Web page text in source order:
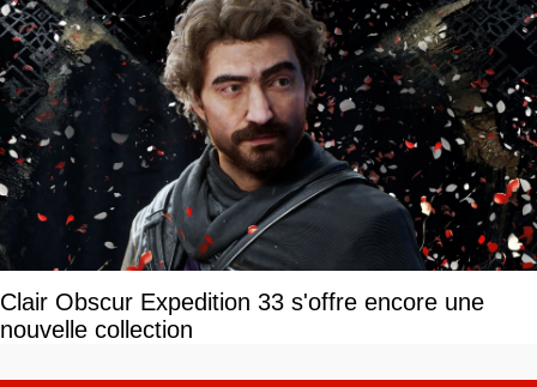
Clair Obscur Expedition 33 s'offre encore une
nouvelle collection